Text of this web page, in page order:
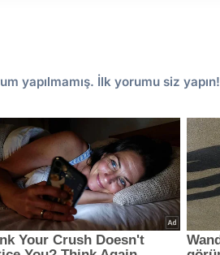
yapılmamış. İlk yorumu siz yapın!